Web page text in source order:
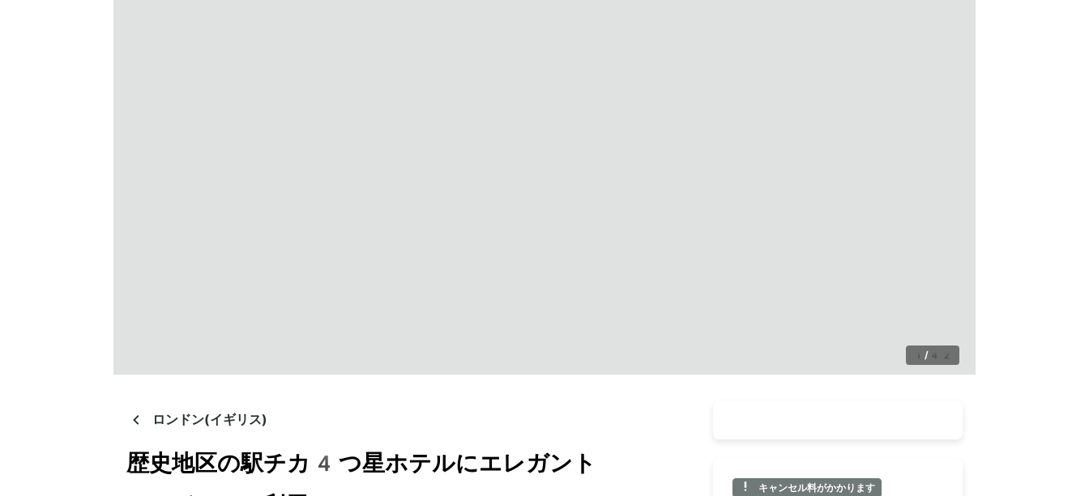
1 / 42
ロンドン(イギリス)
歴史地区の駅チカ4つ星ホテルにエレガント
キャンセル料がかかります